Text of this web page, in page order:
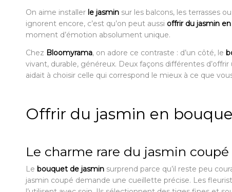
On aime installer le jasmin sur les balcons, les terrasses
ignorent encore, c’est qu’on peut aussi offrir du jasmin
moment d’émotion absolument unique.
Chez Bloomyrama, on adore ce contraste : d’un côté, le
vivant, durable, généreux. Deux façons différentes
aidait à choisir celle qui correspond le mieux à ce que
Offrir du jasmin en
Le charme rare du jasmin coupé
Le bouquet de jasmin surprend parce qu’il reste peu
jasmin coupé demande une cueillette précise. Les